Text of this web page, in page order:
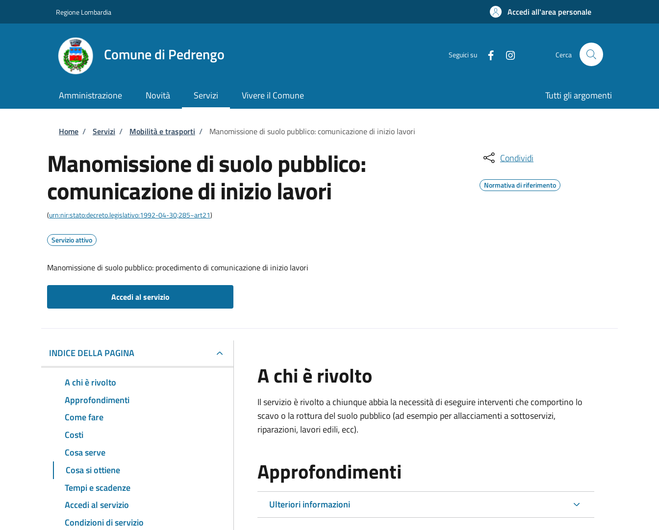
Regione Lombardia Accedi all'area personale
Comune di Pedrengo Seguici su Cerca
Amministrazione Novità Servizi Vivere il Comune Tutti gli argomenti
Briciole di pane
Home / Servizi / Mobilità e trasporti / Manomissione di suolo pubblico: comunicazione di inizio lavori
Manomissione di suolo pubblico:
comunicazione di inizio lavori
(urn:nir:stato:decreto.legislativo:1992-04-30;285~art21)
Servizio attivo
Manomissione di suolo pubblico: procedimento di comunicazione di inizio lavori
Accedi al servizio
Condividi
Normativa di riferimento
INDICE DELLA PAGINA
A chi è rivolto
Approfondimenti
Come fare
Costi
Cosa serve
Cosa si ottiene
Tempi e scadenze
Accedi al servizio
Condizioni di servizio
A chi è rivolto
Il servizio è rivolto a chiunque abbia la necessità di eseguire interventi che comportino lo
scavo o la rottura del suolo pubblico (ad esempio per allacciamenti a sottoservizi,
riparazioni, lavori edili, ecc).
Approfondimenti
Ulteriori informazioni